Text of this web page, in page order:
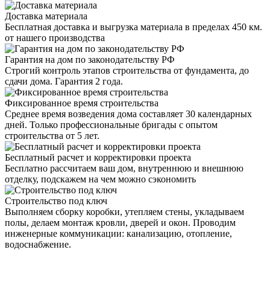
Доставка материала
Бесплатная доставка и выгрузка материала в пределах 450 км.
от нашего производства
Гарантия на дом по законодательству РФ
Строгий контроль этапов строительства от фундамента, до
сдачи дома. Гарантия 2 года.
Фиксированное время строительства
Среднее время возведения дома составляет 30 календарных
дней. Только профессиональные бригады с опытом
строительства от 5 лет.
Бесплатный расчет и корректировки проекта
Бесплатно рассчитаем ваш дом, внутреннюю и внешнюю
отделку, подскажем на чем можно сэкономить
Строительство под ключ
Выполняем сборку коробки, утепляем стены, укладываем
полы, делаем монтаж кровли, дверей и окон. Проводим
инженерные коммуникации: канализацию, отопление,
водоснабжение.